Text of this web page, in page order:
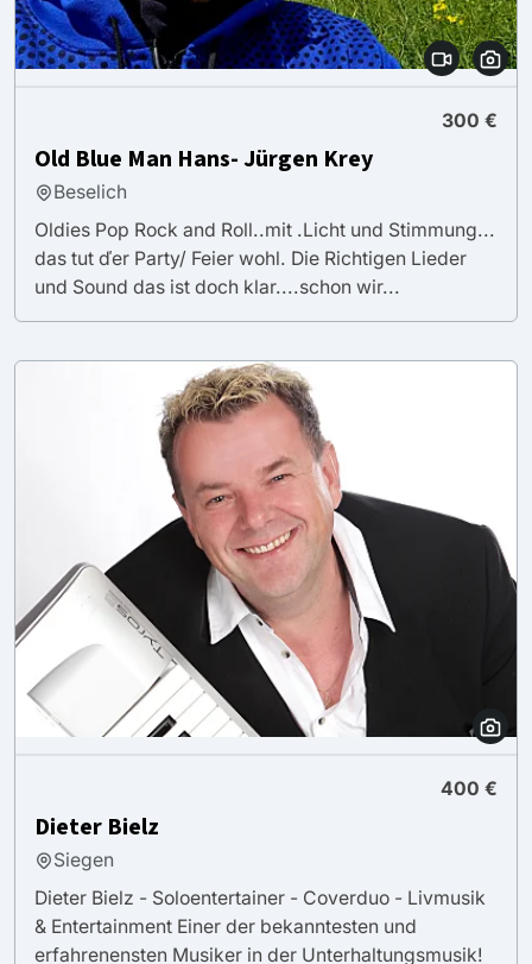
300 €
Old Blue Man Hans- Jürgen Krey
Beselich
Oldies Pop Rock and Roll..mit .Licht und Stimmung...
das tut ďer Party/ Feier wohl. Die Richtigen Lieder
und Sound das ist doch klar....schon wir...
400 €
Dieter Bielz
Siegen
Dieter Bielz - Soloentertainer - Coverduo - Livmusik
& Entertainment Einer der bekanntesten und
erfahrenensten Musiker in der Unterhaltungsmusik!